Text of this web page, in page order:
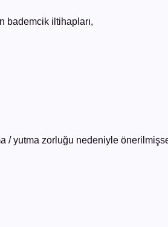
bademcik iltihapları,
/ yutma zorluğu nedeniyle